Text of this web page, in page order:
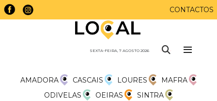
CONTACTOS
SEXTA-FEIRA, 7 AGOSTO 2026
AMADORA CASCAIS LOURES
MAFRA
ODIVELAS
OEIRAS SINTRA